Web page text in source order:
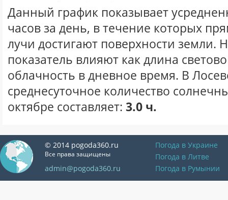
Данный график показывает
часов за день, в течение которых
лучи достигают поверхности земли.
показатель влияют как длина
облачность в дневное время. В
среднесуточное количество
октябре составляет: 3.0 ч.
© 2014 pogoda360.ru
Все права защищены
admin@pogoda360.ru
Погода в Украине
Погода в Литве
Погода в Румынии